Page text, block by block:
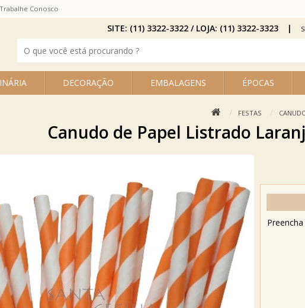
DECORAÇÃO EMBALAGENS ÉPOCAS
Trabalhe Conosco
SITE: (11) 3322-3322 / LOJA: (11) 3322-3323
FESTAS
Canudo de Papel Listrado